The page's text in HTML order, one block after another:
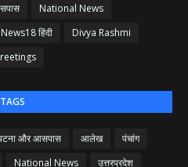
National News
हिंदी
Divya Rashmi
TAGS
और आसपास आलेख
पंचांग
National News
उत्तरप्रदेश